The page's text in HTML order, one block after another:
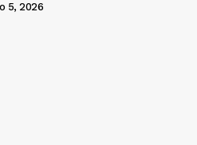
5, 2026